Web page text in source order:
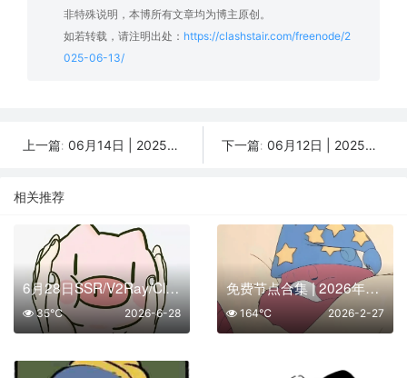
非特殊说明，本博所有文章均为博主原创。
如若转载，请注明出处： https://clashstair.com/freenode/2
025-06-13/
上一篇: 06月14日 | 2025年分享最新37个免费节点,SSR/V2ray/Shadowrocket/Clash订阅链接 下一篇: 06月12日 | 2025年分享最新46个免费节点,SSR/V2ray/Shadowrocket/Clash订阅链接
相关推荐
6月28日SSR/V2Ray/Clash订阅合集 | 11条可用免费节点
2026-6-28
35℃
免费节点合集 | 2026年02月27日SSR/V2Ray/Clash订阅整理
2026-2-27
164℃